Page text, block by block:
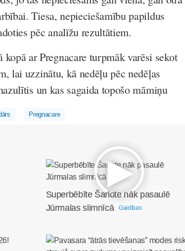
Tiesa, nepieciešamību papildus
pēc analīžu rezultātiem.
ar Pregnacare turpmāk varēsi sekot
lai uzzinātu, kā nedēļu pēc nedēļas
un kas sagaida topošo māmiņu
Pregnacare
Superbēbīte Šarlote nāk pasaulē
Jūrmalas slimnīcā
Gaidības